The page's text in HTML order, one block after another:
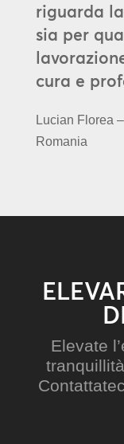
riguarda
sia per
cura e
Lucian Florea
Romania
Elevate